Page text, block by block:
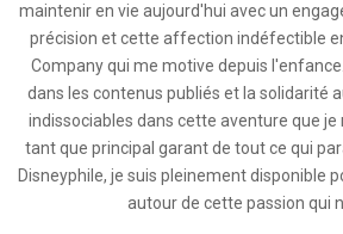
maintenir en vie aujourd'hui avec un
précision et cette affection indéfectible
Company qui me motive depuis
dans les contenus publiés et la solidarité
indissociables dans cette aventure que je
tant que principal garant de tout ce qui
Disneyphile, je suis pleinement disponible
autour de cette passion qui